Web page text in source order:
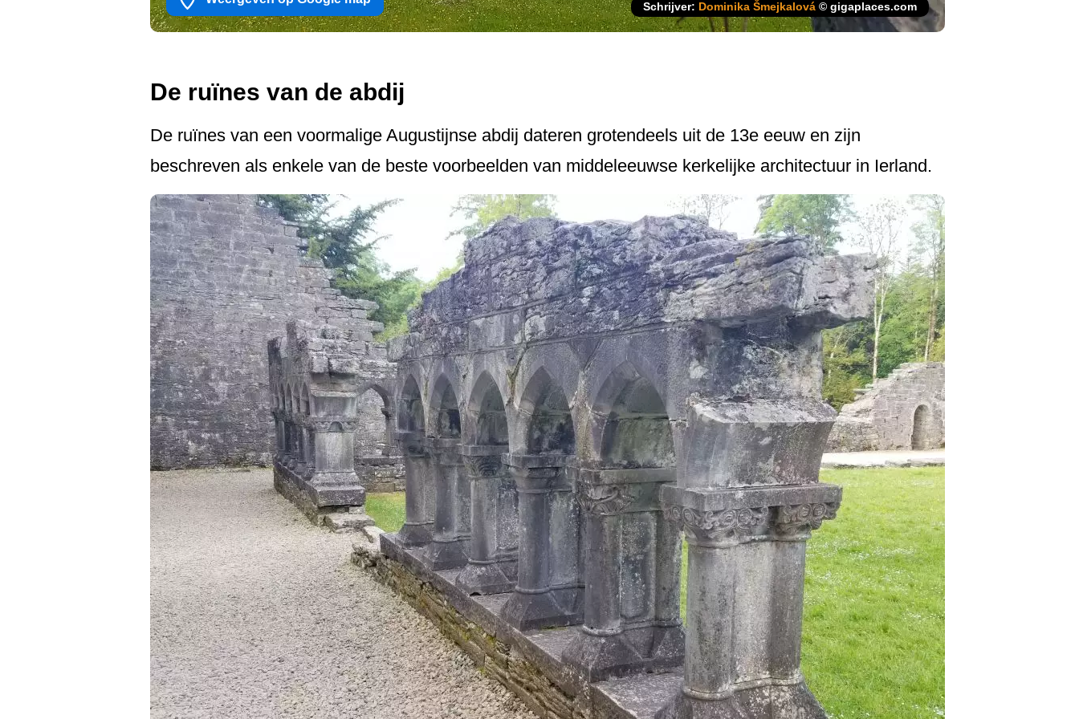
Schrijver: Dominika Šmejkalová © gigaplaces.com
De ruïnes van de abdij
De ruïnes van een voormalige Augustijnse abdij dateren grotendeels uit de 13e eeuw en zijn
beschreven als enkele van de beste voorbeelden van middeleeuwse kerkelijke architectuur in Ierland.